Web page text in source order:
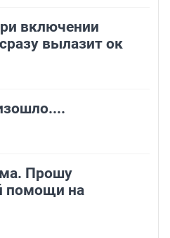
включении
вылазит ок
Прошу
помощи на